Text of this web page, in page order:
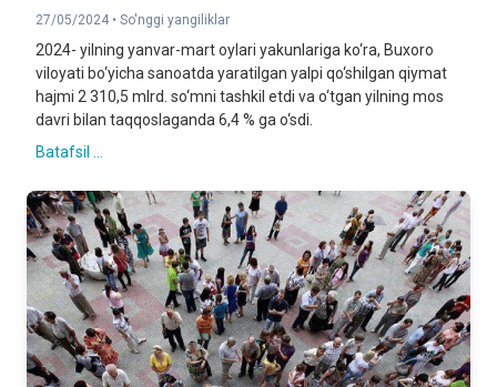
27/05/2024 • So'nggi yangiliklar
2024- yilning yanvar-mart oylari yakunlariga ko‘ra, Buxoro
viloyati bo‘yicha sanoatda yaratilgan yalpi qo‘shilgan qiymat
hajmi 2 310,5 mlrd. so‘mni tashkil etdi va o‘tgan yilning mos
davri bilan taqqoslaganda 6,4 % ga o‘sdi.
Batafsil ...